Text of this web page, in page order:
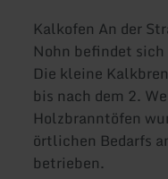
Kalkofen An der
Nohn befindet
Die kleine
bis nach dem 2.
Holzbranntöfen
örtlichen Bedarfs
betrieben.